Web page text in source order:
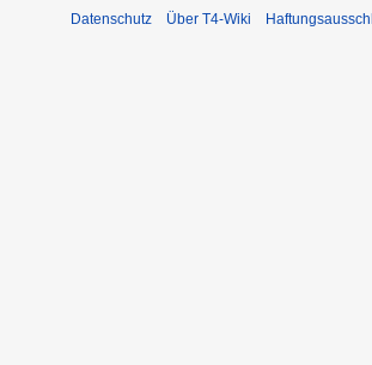
Datenschutz Über T4-Wiki